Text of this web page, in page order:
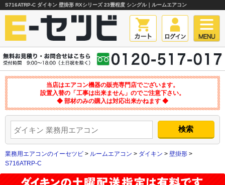
S716ATRP-C ダイキン 壁掛形 RXシリーズ 23畳程度 シングル｜ルームエアコン
当店はエアコン機器の販売専門店でございます。
設置入替の「工事は出来ません」のでご注意下さい。
◆ 部材のみの購入は対応出来かねます ◆
業務用エアコンのイーセツビ > ルームエアコン > ダイキン > 壁掛形 >
S716ATRP-C